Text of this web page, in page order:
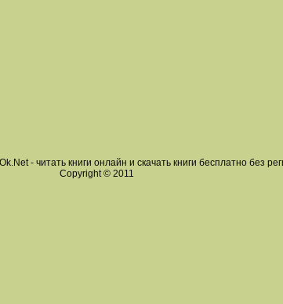
- читать книги онлайн и скачать книги бесплатно без
Copyright © 2011